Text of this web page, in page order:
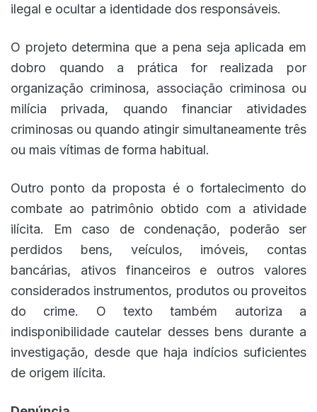
ilegal e ocultar a identidade dos responsáveis.
O projeto determina que a pena seja aplicada em
dobro quando a prática for realizada por
organização criminosa, associação criminosa ou
milícia privada, quando financiar atividades
criminosas ou quando atingir simultaneamente três
ou mais vítimas de forma habitual.
Outro ponto da proposta é o fortalecimento do
combate ao patrimônio obtido com a atividade
ilícita. Em caso de condenação, poderão ser
perdidos bens, veículos, imóveis, contas
bancárias, ativos financeiros e outros valores
considerados instrumentos, produtos ou proveitos
do crime. O texto também autoriza a
indisponibilidade cautelar desses bens durante a
investigação, desde que haja indícios suficientes
de origem ilícita.